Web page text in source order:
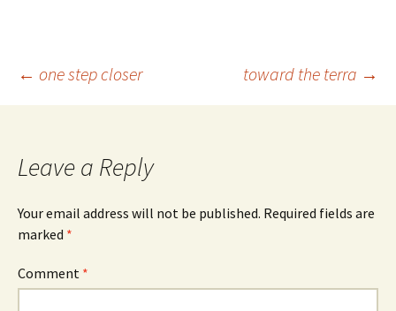
Post
← one step closer toward the terra →
Leave a Reply
Your email address will not be published. Required fields are
marked *
Comment *